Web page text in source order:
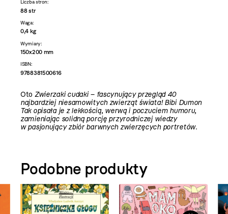
Liczba stron:
88 str
Waga:
0,4 kg
Wymiary:
150x200 mm
ISBN:
9788381500616
Oto Zwierzaki cudaki– fascynujący przegląd 40
najbardziej niesamowitych zwierząt świata! Bibi Dumon
Tak opisała je z lekkością, werwą i poczuciem humoru,
zamieniając solidną porcję przyrodniczej wiedzy
w pasjonujący zbiór barwnych zwierzęcych portretów.
Podobne produkty